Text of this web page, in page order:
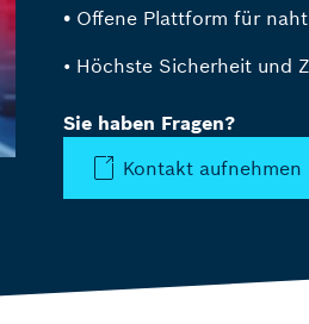
• Offene Plattform für
• Höchste Sicherheit und
Sie haben Fragen?
Kontakt aufnehmen